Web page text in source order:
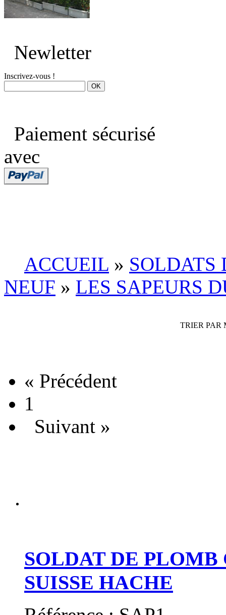
Newletter
Inscrivez-vous !
Paiement sécurisé
avec
ACCUEIL » SOLDATS
NEUF » LES SAPEURS
TRIER PAR
« Précédent
1
Suivant »
SOLDAT DE PLOMB
SUISSE HACHE